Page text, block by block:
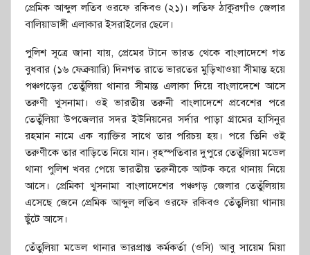
প্রেমিক আব্দুল লতিব ওরফে রকিবও (২১)। লতিফ ঠাকুরগাঁও জেলার
বালিয়াডাঙ্গী এলাকার ইসরাইলের ছেলে।
পুলিশ সূত্রে জানা যায়, প্রেমের টানে ভারত থেকে বাংলাদেশে গত
বুধবার (১৬ ফেব্রুয়ারি) দিনগত রাতে ভারতের মুড়িখাওয়া সীমান্ত হয়ে
পঞ্চগড়ের তেতুঁলিয়া থানার সীমান্ত এলাকা দিয়ে বাংলাদেশে আসে
তরুণী খুসনামা। ওই ভারতীয় তরুনী বাংলাদেশে প্রবেশের পরে
তেতুঁলিয়া উপজেলার সদর ইউনিয়নের সর্দার পাড়া গ্রামের হাসিনুর
রহমান নামে এক ব্যাক্তির সাথে তার পরিচয় হয়। পরে তিনি ওই
তরুণীকে তার বাড়িতে নিয়ে যান। বৃহস্পতিবার দুপুরে তেতুঁলিয়া মডেল
থানা পুলিশ খবর পেয়ে ভারতীয় তরুনীকে আটক করে থানায় নিয়ে
আসে। প্রেমিকা খুসনামা বাংলাদেশের পঞ্চগড় জেলার তেতুঁলিয়ায়
এসেছে জেনে প্রেমিক আব্দুল লতিব ওরফে রকিবও তেঁতুলিয়া থানায়
ছুঁটে আসে।
তেঁতুলিয়া মডেল থানার ভারপ্রাপ্ত কর্মকর্তা (ওসি) আবু সায়েম মিয়া